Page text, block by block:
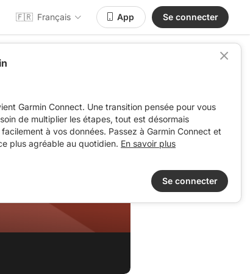
🇫🇷 Français App Se connecter
Garmin Connect. Une transition pensée pour vous
de multiplier les étapes, tout est désormais
à vos données. Passez à Garmin Connect et
plus agréable au quotidien. En savoir plus
Se connecter